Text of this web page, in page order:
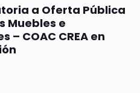
a Oferta Pública
Muebles e
– COAC CREA en